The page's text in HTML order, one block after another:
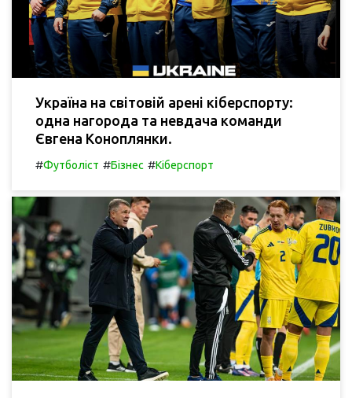
Україна на світовій арені кіберспорту:
одна нагорода та невдача команди
Євгена Коноплянки.
#Футболіст #Бізнес #Кіберспорт